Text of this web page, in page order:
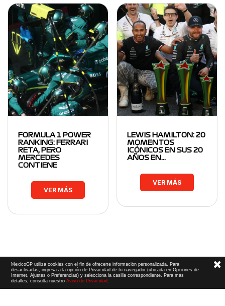
FORMULA 1 POWER
RANKING: FERRARI
RETA, PERO
MERCEDES
CONTIENE
VER MÁS
LEWIS HAMILTON: 20
MOMENTOS
ICÓNICOS EN SUS 20
AÑOS EN…
VER MÁS
MexicoGP utiliza cookies con el fin de ofrecerte información personalizada. Para
desactivarlas, ingresa a la opción de Privacidad de tu navegador (ubicada en Opciones de
Internet, Ajustes o Preferencias) y selecciona la casilla correspondiente. Para más
detalles, consulta nuestroAviso de Privacidad.